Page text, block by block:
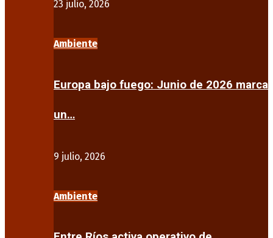
23 julio, 2026
Ambiente
Europa bajo fuego: Junio de 2026 marca
un…
9 julio, 2026
Ambiente